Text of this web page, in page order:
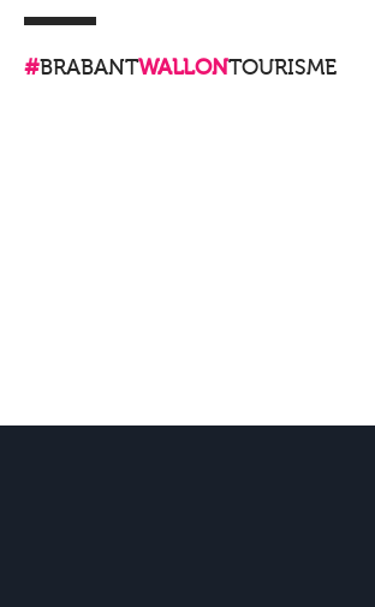
#BRABANTWALLONTOURISME